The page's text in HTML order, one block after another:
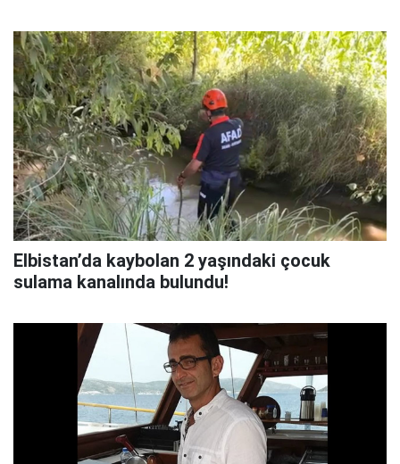
Elbistan’da kaybolan 2 yaşındaki çocuk
sulama kanalında bulundu!